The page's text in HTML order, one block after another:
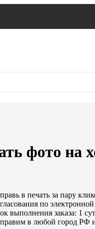
фото на
в печать за пару
по
выполнения заказа: 1
в любой город РФ